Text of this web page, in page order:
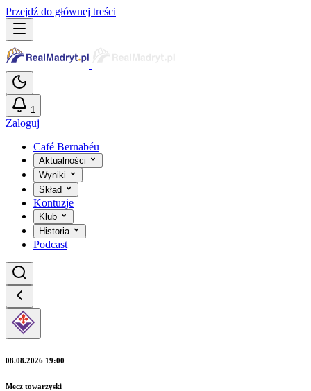
Przejdź do głównej treści
1
Zaloguj
Café Bernabéu
Aktualności
Wyniki
Skład
Kontuzje
Klub
Historia
Podcast
08.08.2026 19:00
Mecz towarzyski